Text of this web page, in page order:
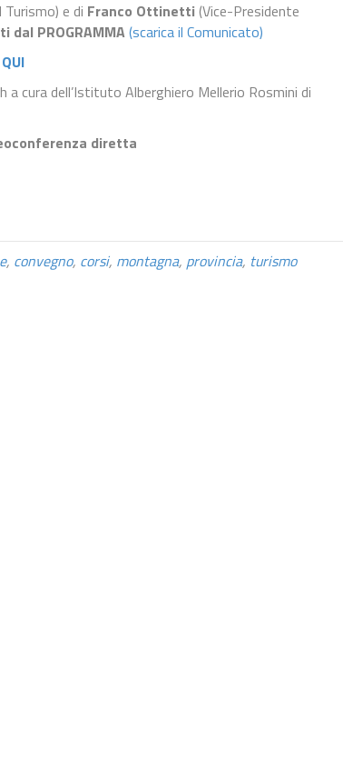
e di Franco Ottinetti (Vice-Presidente
dal PROGRAMMA(scarica il Comunicato)
QUI
cura dell’Istituto Alberghiero Mellerio Rosmini di
diretta
, convegno, corsi, montagna, provincia, turismo